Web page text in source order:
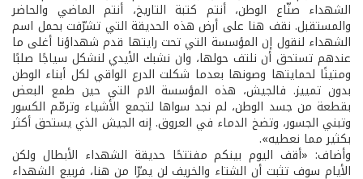
الشهداء صنّاع الوطن، أنتم كتبة التاريخ، أنتم الماضي والحاضر
والمستقبل. نقف هنا على أرض هذه الحديقة التي تشرّفت بحمل اسم
الشهداء لنقول إن المؤسسة التي تحت رايتها قدم شهداؤنا أغلى ما
عندهم تستحق أن نلتف حولها، وان نشبك الأيدي لنشكل سياجًا صلبًا
ومتينًا لحمايتها وصونها بعدما شكلت الدرع الواقي لكل أبناء الوطن
بدون تمييز. فالجيش، هذه المؤسسة الام التي حين طمع البعض
بقطعة من جسد الوطن، لم نجد سواها لتجمع الأشياء وترمّم الكسور
وتبني الجسور، وتضخ الدماء في العروق. إنه الجيش الذي يستحق أكثر
بكثير مما نعطيه».
وأضاف: «أقف اليوم بينكم مفتتحًا حديقة الشهداء الأبطال ولكن
الأيام سوف تثبت أن الشتاء والخريف لن يمرّا من هنا، فربيع الشهداء